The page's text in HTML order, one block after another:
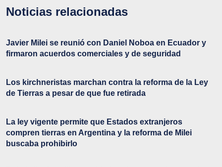
Noticias relacionadas
Javier Milei se reunió con Daniel Noboa en Ecuador y
firmaron acuerdos comerciales y de seguridad
Los kirchneristas marchan contra la reforma de la Ley
de Tierras a pesar de que fue retirada
La ley vigente permite que Estados extranjeros
compren tierras en Argentina y la reforma de Milei
buscaba prohibirlo